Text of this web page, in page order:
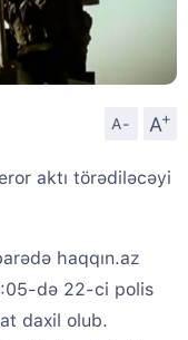
A- A
+
aktı törədiləcəyi
haqqın.az
də 22-ci polis
daxil olub.